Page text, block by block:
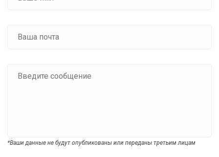
*Ваши данные не будут опубликованы или переданы третьим лицам